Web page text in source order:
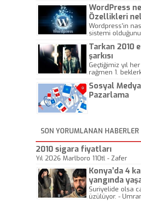
WordPress
Özellikleri
Wordpress'in
sistemi
Tarkan 2010
şarkısı
Geçtiğimiz yıl
rağmen 1.
gösterisinin bu
önemli
Sosyal
Pazarlama
SON YORUMLANAN HABERLER
2010 sigara fiyatları
Yıl 2026 Marlboro 110tl - Zafer
Konya’da 4
yangında
yitirdi
Suriyelide olsa
üzülüyor. -